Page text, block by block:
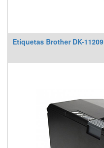
Etiquetas Brother DK-11209